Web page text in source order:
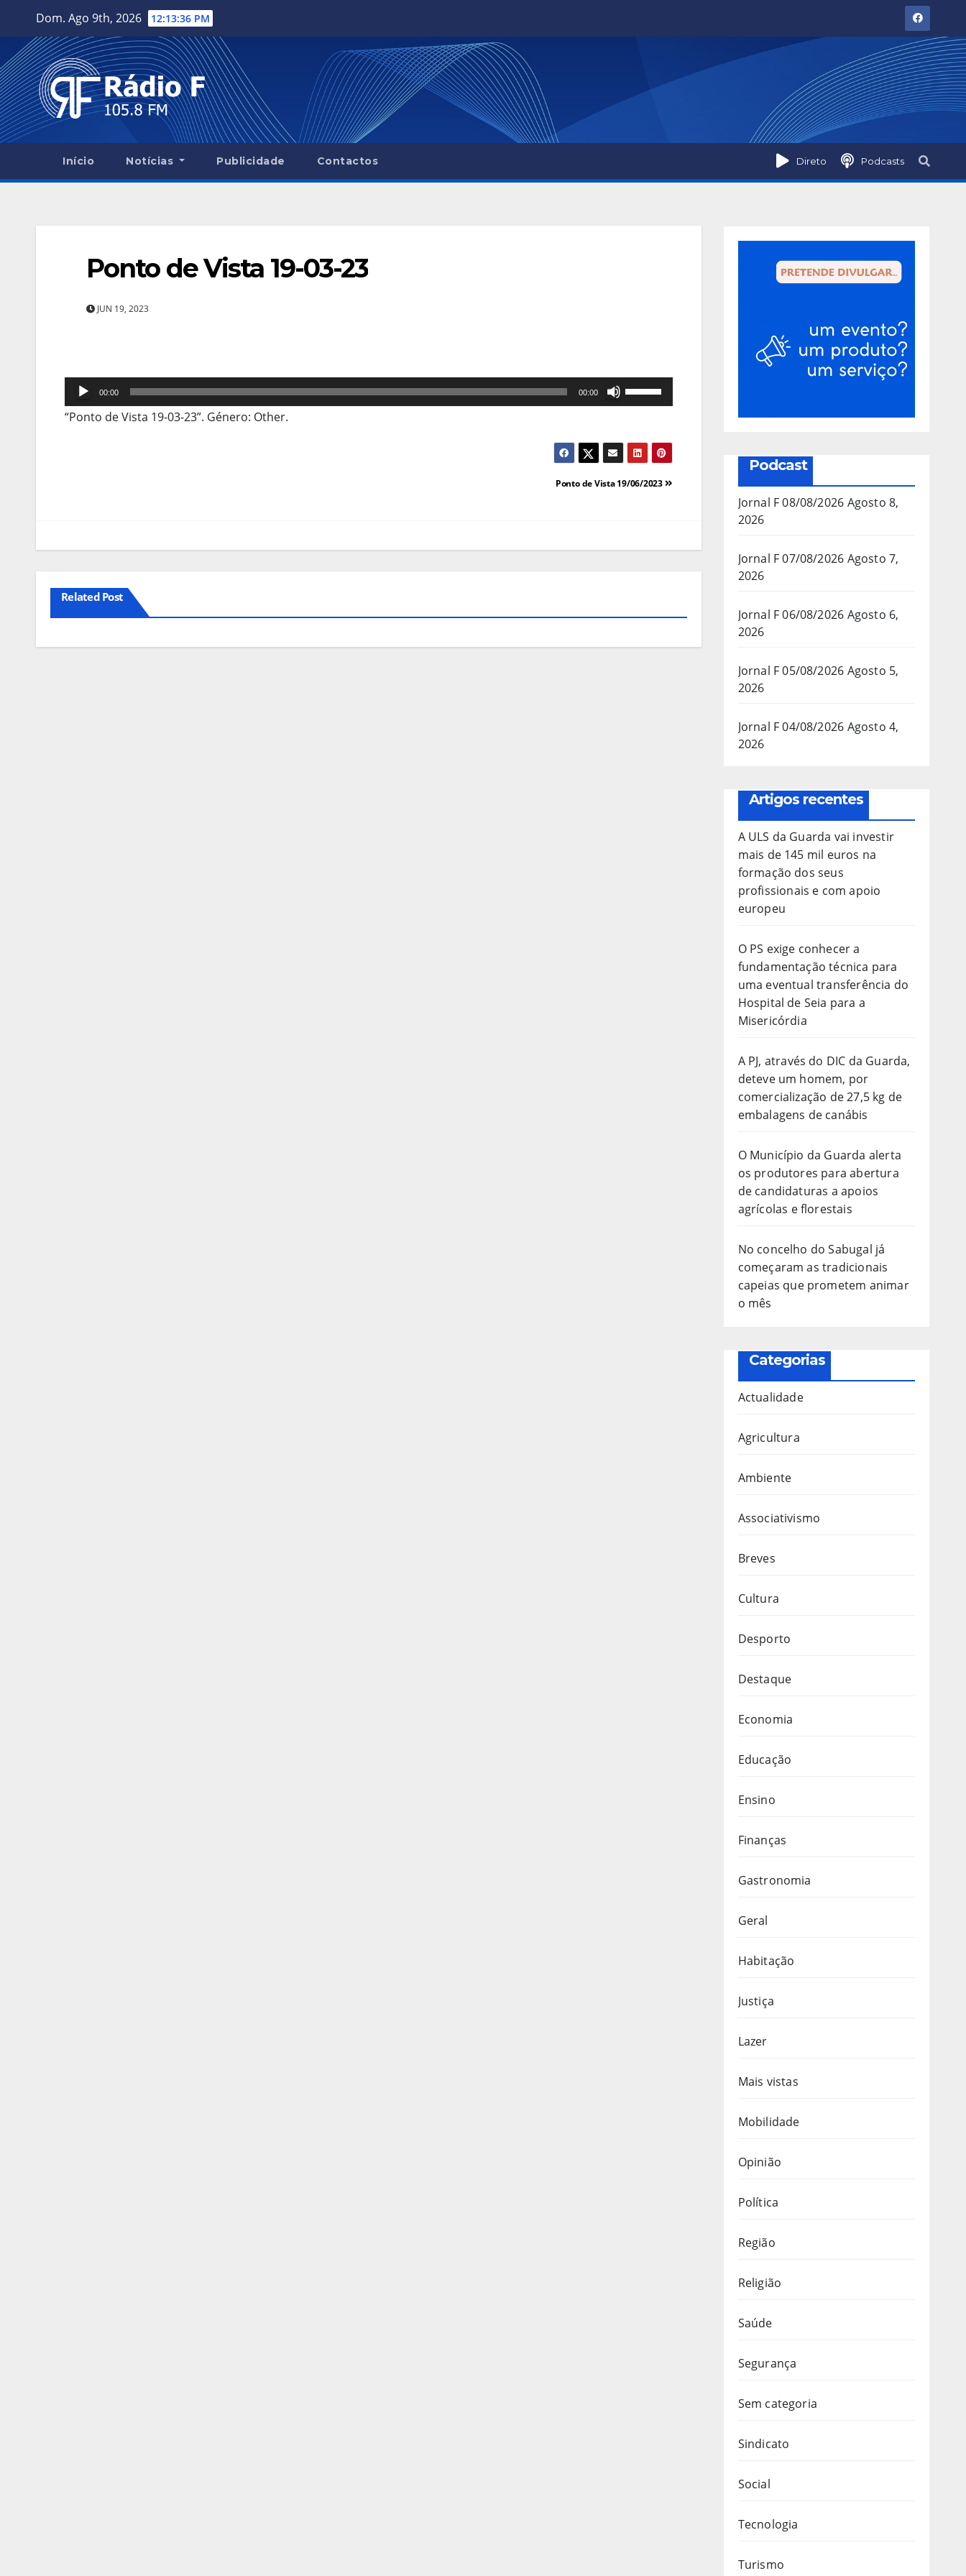
content
Dom. Ago 9th, 2026 12:13:36 PM
Direto Podcasts
Início Notícias Publicidade Contactos
Ponto de Vista 19-03-23
JUN 19, 2023
Reprodutor
de
00:00 00:00
Use
as
cima/baixo
“Ponto de Vista 19-03-23”. Género: Other.
Ponto de Vista 19/06/2023
Related Post
Podcast
Jornal F 08/08/2026 Agosto 8,
2026
Jornal F 07/08/2026 Agosto 7,
2026
Jornal F 06/08/2026 Agosto 6,
2026
Jornal F 05/08/2026 Agosto 5,
2026
Jornal F 04/08/2026 Agosto 4,
2026
Artigos recentes
A ULS da Guarda vai investir
mais de 145 mil euros na
formação dos seus
profissionais e com apoio
europeu
O PS exige conhecer a
fundamentação técnica para
uma eventual transferência do
Hospital de Seia para a
Misericórdia
A PJ, através do DIC da Guarda,
deteve um homem, por
comercialização de 27,5 kg de
embalagens de canábis
O Município da Guarda alerta
os produtores para abertura
de candidaturas a apoios
agrícolas e florestais
No concelho do Sabugal já
começaram as tradicionais
capeias que prometem animar
o mês
Categorias
Actualidade
Agricultura
Ambiente
Associativismo
Breves
Cultura
Desporto
Destaque
Economia
Educação
Ensino
Finanças
Gastronomia
Geral
Habitação
Justiça
Lazer
Mais vistas
Mobilidade
Opinião
Política
Região
Religião
Saúde
Segurança
Sem categoria
Sindicato
Social
Tecnologia
Turismo